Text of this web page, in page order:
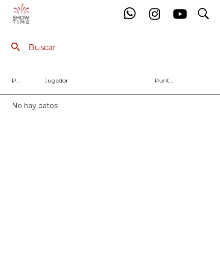
search
Pos Jugador Puntos
No hay datos